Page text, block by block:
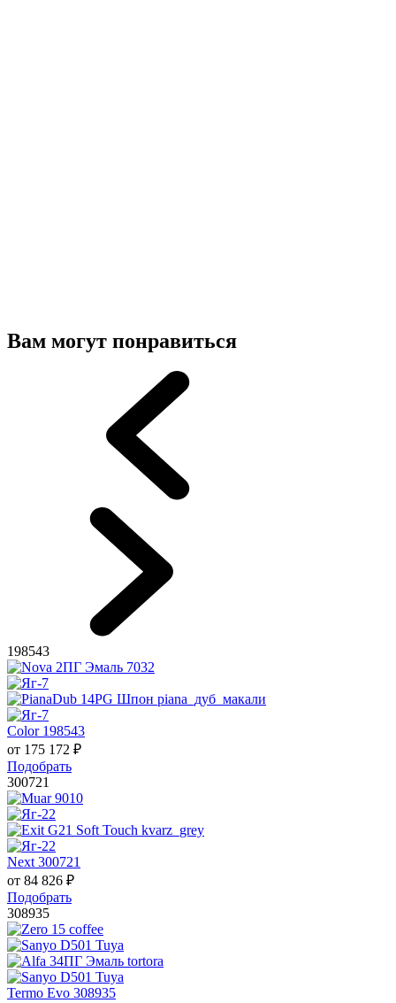
Вам могут понравиться
198543
Color 198543
от 175 172 ₽
Подобрать
300721
Next 300721
от 84 826 ₽
Подобрать
308935
Termo Evo 308935